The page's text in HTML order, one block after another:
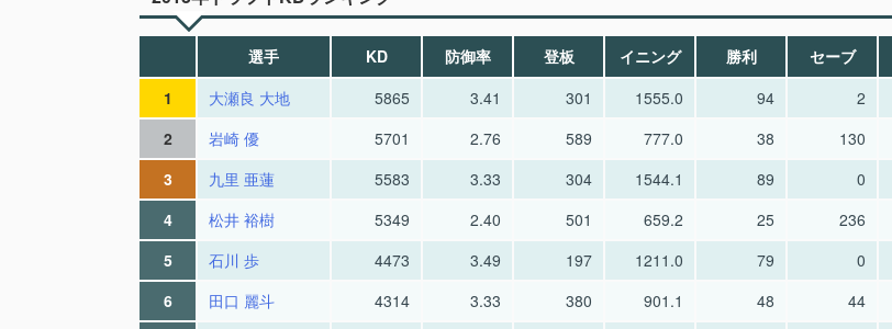
選手 KD 防御率 登板 イニング 勝利 セーブ
1
大瀬良 大地 5865 3.41 301 1555.0 94 2
2
岩崎 優 5701 2.76 589 777.0 38 130
3
九里 亜蓮 5583 3.33 304 1544.1 89 0
4
松井 裕樹 5349 2.40 501 659.2 25 236
5
石川 歩 4473 3.49 197 1211.0 79 0
6
田口 麗斗 4314 3.33 380 901.1 48 44